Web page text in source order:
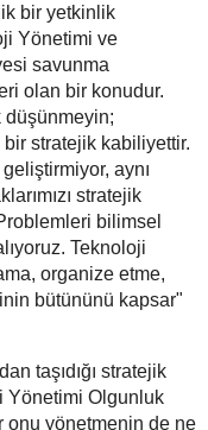
bir yetkinlik
Yönetimi ve
savunma
olan bir konudur.
düşünmeyin;
stratejik kabiliyettir.
aynı
stratejik
bilimsel
Teknoloji
organize etme,
bütününü kapsar"
taşıdığı stratejik
Yönetimi Olgunluk
onu yönetmenin de ne